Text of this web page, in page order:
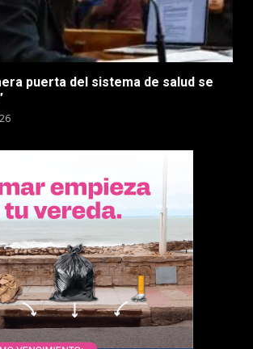
puerta del sistema de salud se